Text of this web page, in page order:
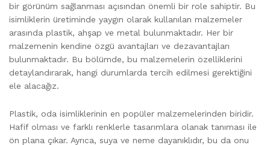
bir görünüm sağlanması açısından önemli bir role sahiptir. Bu
isimliklerin üretiminde yaygın olarak kullanılan malzemeler
arasında plastik, ahşap ve metal bulunmaktadır. Her bir
malzemenin kendine özgü avantajları ve dezavantajları
bulunmaktadır. Bu bölümde, bu malzemelerin özelliklerini
detaylandırarak, hangi durumlarda tercih edilmesi gerektiğini
ele alacağız.
Plastik, oda isimliklerinin en popüler malzemelerinden biridir.
Hafif olması ve farklı renklerle tasarımlara olanak tanıması ile
ön plana çıkar. Ayrıca, suya ve neme dayanıklıdır, bu da onu